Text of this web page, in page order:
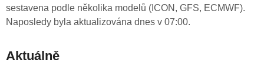
sestavena podle několika modelů (ICON, GFS, ECMWF).
Naposledy byla aktualizována dnes v 07:00.
Aktuálně